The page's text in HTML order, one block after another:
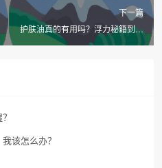
下一篇
护肤油真的有用吗？浮力秘籍到底
靠不靠谱？
该怎么办？